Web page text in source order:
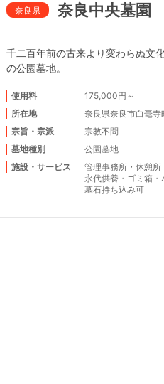
奈良県 奈良中央墓園
千二百年前の古来より変わらぬ文
の公園墓地。 お参
使用料
175,000円～
所在地
奈良県奈良市白毫寺
宗旨・宗派
宗教不問
墓地種別
公園墓地
施設・サービス
管理事務所 ・休憩所
永代供養 ・ ゴミ箱 ・
墓石持ち込み可